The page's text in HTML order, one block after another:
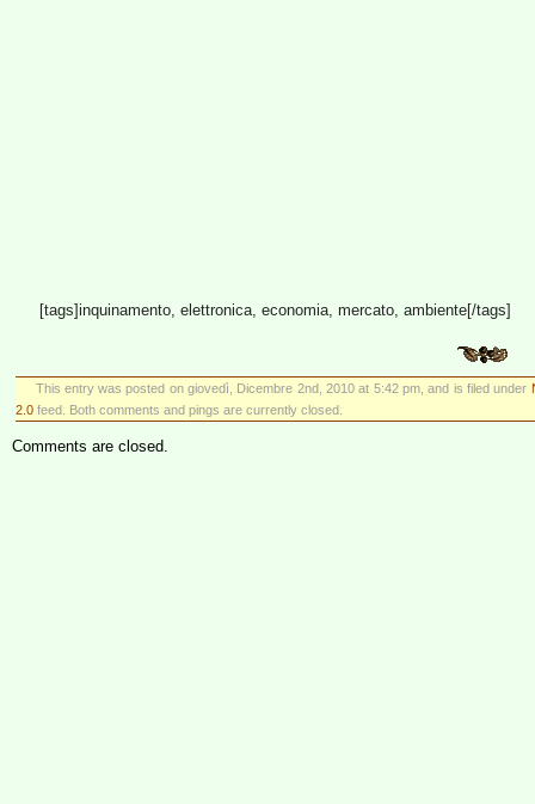
[tags]inquinamento, elettronica, economia, mercato, ambiente[/tags]
This entry was posted on giovedì, Dicembre 2nd, 2010 at 5:42 pm, and is filed under
2.0 feed. Both comments and pings are currently closed.
Comments are closed.